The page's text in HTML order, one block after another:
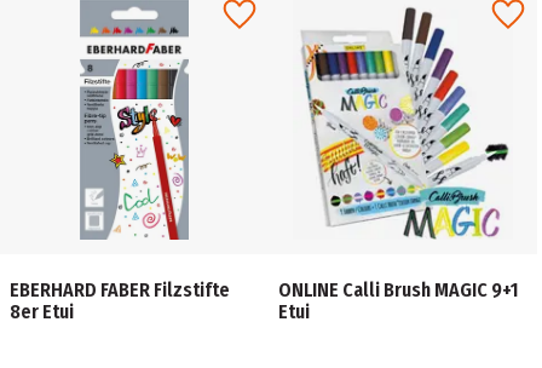
EBERHARD FABER Filzstifte
8er Etui
ONLINE Calli Brush MAGIC 9+1
Etui